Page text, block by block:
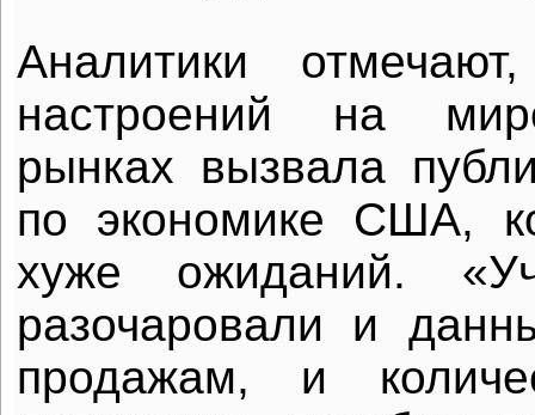
Аналитики
настроений на
рынках вызвала
по экономике США,
хуже ожиданий.
разочаровали и
продажам, и